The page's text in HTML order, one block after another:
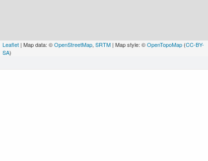
Leaflet | Map data: ©OpenStreetMap, SRTM | Map style: ©OpenTopoMap (CC-BY-
SA)